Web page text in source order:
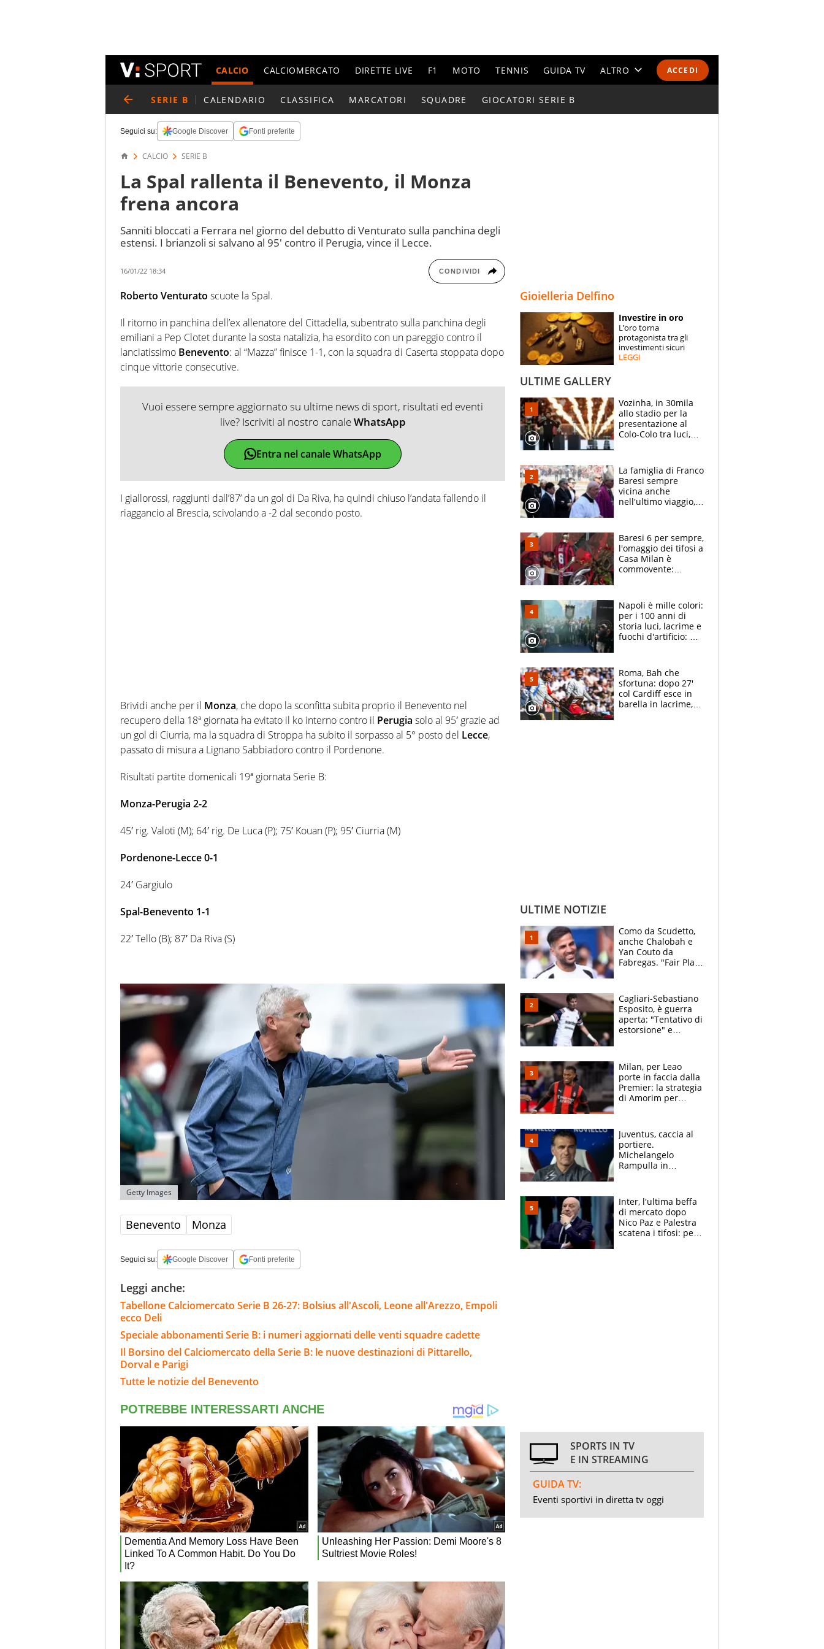
ACCEDI
CALCIO CALCIOMERCATO DIRETTE LIVE F1 MOTO TENNIS GUIDA TV ALTRO
ESPERTI
CONTATTI
SERIE B CALENDARIO CLASSIFICA MARCATORI SQUADRE GIOCATORI SERIE B
Seguici su: Google Discover Fonti preferite
CALCIO SERIE B
La Spal rallenta il Benevento, il Monza
frena ancora
Sanniti bloccati a Ferrara nel giorno del debutto di Venturato sulla panchina degli
estensi. I brianzoli si salvano al 95' contro il Perugia, vince il Lecce.
16/01/22 18:34 CONDIVIDI
Roberto Venturato scuote la Spal.
Il ritorno in panchina dell’ex allenatore del Cittadella, subentrato sulla panchina degli
emiliani a Pep Clotet durante la sosta natalizia, ha esordito con un pareggio contro il
lanciatissimo Benevento: al “Mazza” finisce 1-1, con la squadra di Caserta stoppata dopo
cinque vittorie consecutive.
Vuoi essere sempre aggiornato su ultime news di sport, risultati ed eventi
live? Iscriviti al nostro canaleWhatsApp
Entra nel canale WhatsApp
I giallorossi, raggiunti dall’87’ da un gol di Da Riva, ha quindi chiuso l’andata fallendo il
riaggancio al Brescia, scivolando a -2 dal secondo posto.
Brividi anche per il Monza, che dopo la sconfitta subita proprio il Benevento nel
recupero della 18ª giornata ha evitato il ko interno contro il Perugia solo al 95′ grazie ad
un gol di Ciurria, ma la squadra di Stroppa ha subito il sorpasso al 5° posto del Lecce,
passato di misura a Lignano Sabbiadoro contro il Pordenone.
Risultati partite domenicali 19ª giornata Serie B:
Monza-Perugia 2-2
45′ rig. Valoti (M); 64′ rig. De Luca (P); 75′ Kouan (P); 95′ Ciurria (M)
Pordenone-Lecce 0-1
24′ Gargiulo
Spal-Benevento 1-1
22′ Tello (B); 87′ Da Riva (S)
Getty Images
Benevento Monza
Seguici su: Google Discover Fonti preferite
Leggi anche:
Tabellone Calciomercato Serie B 26-27: Bolsius all'Ascoli, Leone all'Arezzo, Empoli
ecco Deli
Speciale abbonamenti Serie B: i numeri aggiornati delle venti squadre cadette
Il Borsino del Calciomercato della Serie B: le nuove destinazioni di Pittarello,
Dorval e Parigi
Tutte le notizie del Benevento
Gioielleria Delfino
Investire in oro
L’oro torna
protagonista tra gli
investimenti sicuri
LEGGI
ULTIME GALLERY
Vozinha, in 30mila
allo stadio per la
presentazione al
Colo-Colo tra luci,
La famiglia di Franco
Baresi sempre
vicina anche
nell'ultimo viaggio,
circondati
dall'affetto dei tifosi
Baresi 6 per sempre,
l'omaggio dei tifosi a
Casa Milan è
commovente:
bigliettini
Napoli è mille colori:
per i 100 anni di
storia luci, lacrime e
fuochi d'artificio: De
Roma, Bah che
sfortuna: dopo 27'
col Cardiff esce in
barella in lacrime,
ULTIME NOTIZIE
Como da Scudetto,
anche Chalobah e
Yan Couto da
Fabregas. "Fair Play
multa"
Cagliari-Sebastiano
Esposito, è guerra
aperta: "Tentativo di
estorsione" e
Milan, per Leao
porte in faccia dalla
Premier: la strategia
di Amorim per
dopo il derby
Juventus, caccia al
portiere.
Michelangelo
Rampulla in
Roba da Lega Pro.
Caprile profilo
giusto”
Inter, l'ultima beffa
di mercato dopo
Nico Paz e Palestra
scatena i tifosi: per
SPORTS IN TV
E IN STREAMING
GUIDA TV:
Eventi sportivi in diretta tv oggi